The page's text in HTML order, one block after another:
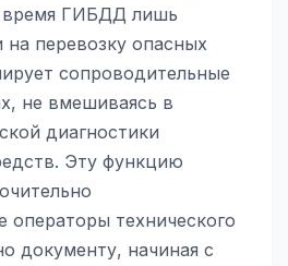
время ГИБДД лишь
перевозку опасных
сопроводительные
не вмешиваясь в
диагностики
Эту функцию
операторы технического
документу, начиная с